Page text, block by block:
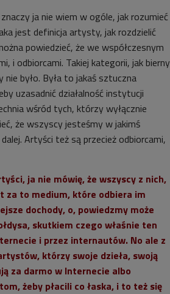
ja nie wiem w ogóle, jak rozumieć
jest definicja artysty, jak rozdzielić
powiedzieć, że we współczesnym
i odbiorcami. Takiej kategorii, jak bierny
było. Była to jakaś sztuczna
uzasadnić działalność instytucji
wśród tych, którzy wyłącznie
że wszyscy jesteśmy w jakimś
Artyści też są przecież odbiorcami,
ja nie mówię, że wszyscy z nich,
za to medium, które odbiera im
dochody, o, powiedzmy może
skutkiem czego właśnie ten
i przez internautów. No ale z
którzy swoje dzieła, swoją
za darmo w Internecie albo
żeby płacili co łaska, i to też się